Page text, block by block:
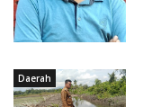
Daerah